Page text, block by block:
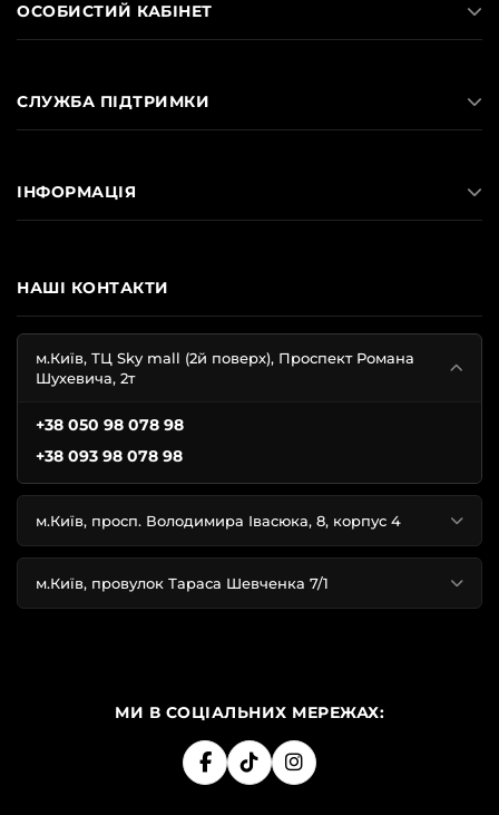
НАШІ КОНТАКТИ
м.Київ, ТЦ Sky mall (2й поверх), Проспект Романа
Шухевича, 2т
+38 050 98 078 98
+38 093 98 078 98
м.Київ, просп. Володимира Івасюка, 8, корпус 4
м.Київ, провулок Тараса Шевченка 7/1
ОСОБИСТИЙ КАБІНЕТ
СЛУЖБА ПІДТРИМКИ
ІНФОРМАЦІЯ
МИ В СОЦІАЛЬНИХ МЕРЕЖАХ: